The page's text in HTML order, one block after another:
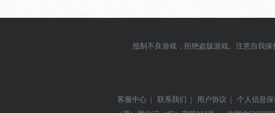
抵制不良游戏，拒绝盗版游戏。注意自我
客服中心 | 联系我们 | 用户协议 |
个人信息